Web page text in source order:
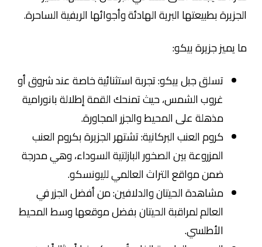
الجزيرة بطبيعتها البرية الهادئة وأجوائها الريفية الساحرة.
ما يميز جزيرة بيكو:
تسلق جبل بيكو: تجربة استثنائية خاصة عند شروق أو
غروب الشمس، حيث تمنحك القمة إطلالة بانورامية
مذهلة على المحيط والجزر المجاورة.
كروم العنب البركانية: تشتهر الجزيرة بكروم العنب
المزروعة بين الصخور البازلتية السوداء، وهي مدرجة
ضمن مواقع التراث العالمي لليونسكو.
مشاهدة الحيتان والدلافين: من أفضل الجزر في
العالم لمراقبة الحيتان بفضل موقعها وسط المحيط
الأطلسي.